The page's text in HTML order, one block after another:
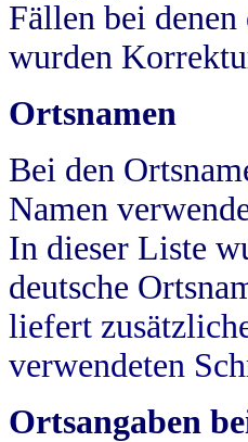
Fällen bei
wurden
Ortsnamen
Bei den
Namen
In dieser Liste
deutsche
liefert
verwendeten
Ortsangaben